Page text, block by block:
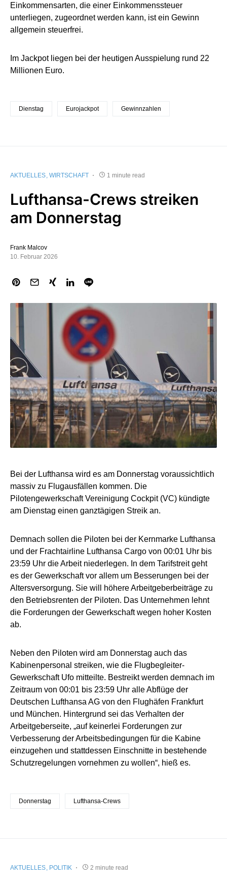
Einkommensarten, die einer Einkommenssteuer
unterliegen, zugeordnet werden kann, ist ein Gewinn
allgemein steuerfrei.
Im Jackpot liegen bei der heutigen Ausspielung rund 22
Millionen Euro.
Dienstag Eurojackpot Gewinnzahlen
AKTUELLES WIRTSCHAFT 1 minute read
Lufthansa-Crews streiken
am Donnerstag
Frank Malcov
10. Februar 2026
Bei der Lufthansa wird es am Donnerstag voraussichtlich
massiv zu Flugausfällen kommen. Die
Pilotengewerkschaft Vereinigung Cockpit (VC) kündigte
am Dienstag einen ganztägigen Streik an.
Demnach sollen die Piloten bei der Kernmarke Lufthansa
und der Frachtairline Lufthansa Cargo von 00:01 Uhr bis
23:59 Uhr die Arbeit niederlegen. In dem Tarifstreit geht
es der Gewerkschaft vor allem um Besserungen bei der
Altersversorgung. Sie will höhere Arbeitgeberbeiträge zu
den Betriebsrenten der Piloten. Das Unternehmen lehnt
die Forderungen der Gewerkschaft wegen hoher Kosten
ab.
Neben den Piloten wird am Donnerstag auch das
Kabinenpersonal streiken, wie die Flugbegleiter-
Gewerkschaft Ufo mitteilte. Bestreikt werden demnach im
Zeitraum von 00:01 bis 23:59 Uhr alle Abflüge der
Deutschen Lufthansa AG von den Flughäfen Frankfurt
und München. Hintergrund sei das Verhalten der
Arbeitgeberseite, „auf keinerlei Forderungen zur
Verbesserung der Arbeitsbedingungen für die Kabine
einzugehen und stattdessen Einschnitte in bestehende
Schutzregelungen vornehmen zu wollen“, hieß es.
Donnerstag Lufthansa-Crews
AKTUELLES POLITIK 2 minute read